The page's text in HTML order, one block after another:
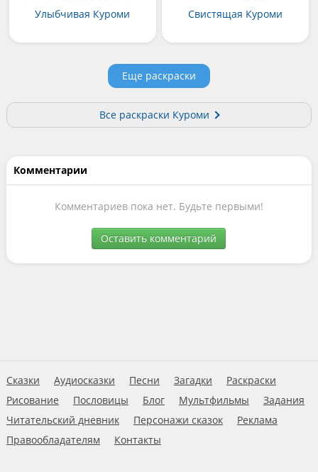
Улыбчивая Куроми Свистящая Куроми
Еще раскраски
Все раскраски Куроми
Комментарии
Комментариев пока нет. Будьте первыми!
Оставить комментарий
Сказки Аудиосказки Песни Загадки
Раскраски
Рисование
Пословицы Блог Мультфильмы
Задания
Читательский дневник
Персонажи сказок
Реклама
Правообладателям
Контакты